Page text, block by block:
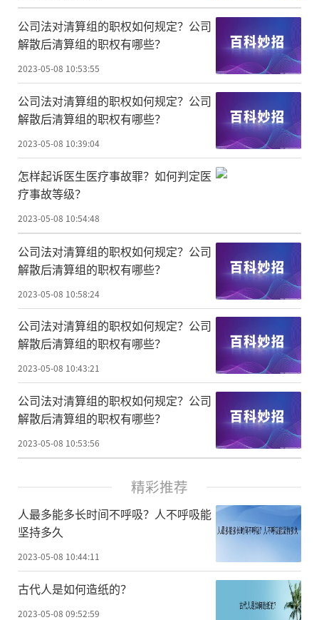
公司法对清算组的职权如何规定？公司
解散后清算组的职权有哪些？
2023-05-08 10:53:55
公司法对清算组的职权如何规定？公司
解散后清算组的职权有哪些？
2023-05-08 10:39:04
怎样起诉医生医疗事故罪？如何判定医
疗事故等级？
2023-05-08 10:54:48
公司法对清算组的职权如何规定？公司
解散后清算组的职权有哪些？
2023-05-08 10:58:24
公司法对清算组的职权如何规定？公司
解散后清算组的职权有哪些？
2023-05-08 10:43:21
公司法对清算组的职权如何规定？公司
解散后清算组的职权有哪些？
2023-05-08 10:53:56
精彩推荐
人最多能多长时间不呼吸？人不呼吸能
坚持多久
2023-05-08 10:44:11
古代人是如何造纸的？
2023-05-08 09:52:59